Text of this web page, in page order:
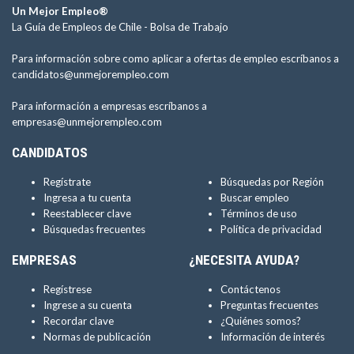
Un Mejor Empleo®
La Guía de Empleos de Chile - Bolsa de Trabajo
Para información sobre como aplicar a ofertas de empleo escríbanos a
candidatos@unmejorempleo.com
Para información a empresas escríbanos a
empresas@unmejorempleo.com
CANDIDATOS
Regístrate
Ingresa a tu cuenta
Reestablecer clave
Búsquedas frecuentes
Búsquedas por Región
Buscar empleo
Términos de uso
Política de privacidad
EMPRESAS
Regístrese
Ingrese a su cuenta
Recordar clave
Normas de publicación
¿NECESITA AYUDA?
Contáctenos
Preguntas frecuentes
¿Quiénes somos?
Información de interés